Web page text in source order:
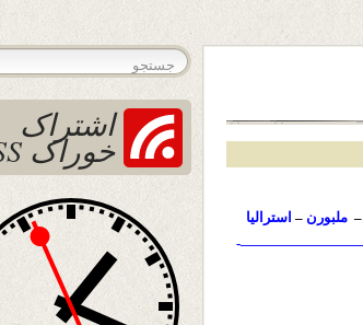
– ملبورن – استرالیا
اشتراک
خوراک RSS